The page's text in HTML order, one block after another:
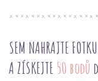
SEM NAHRAJTE FOTKU
A ZÍSKEJTE 50 bodů